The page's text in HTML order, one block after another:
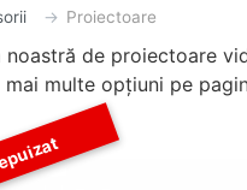
Proiectoare
noastră de proiectoare
multe opțiuni pe